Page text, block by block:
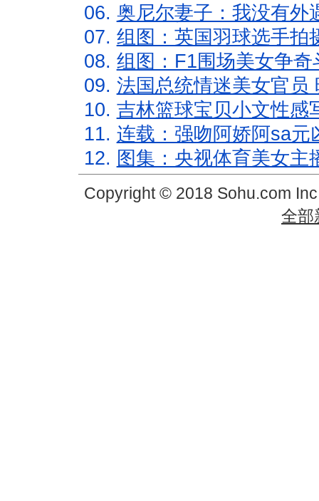
06. 奥尼尔妻子：我没有外
07. 组图：英国羽球选手拍
08. 组图：F1围场美女争
09. 法国总统情迷美女官员
10. 吉林篮球宝贝小文性感
11. 连载：强吻阿娇阿sa元
12. 图集：央视体育美女主
Copyright © 2018 Sohu.com
全部